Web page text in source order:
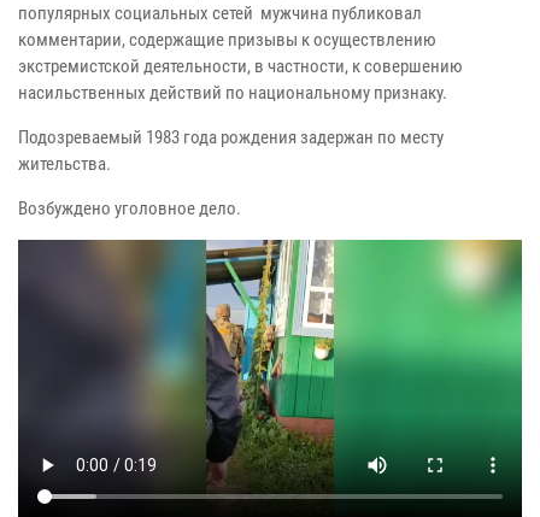
популярных социальных сетей мужчина публиковал
комментарии, содержащие призывы к осуществлению
экстремистской деятельности, в частности, к совершению
насильственных действий по национальному признаку.
Подозреваемый 1983 года рождения задержан по месту
жительства.
Возбуждено уголовное дело.